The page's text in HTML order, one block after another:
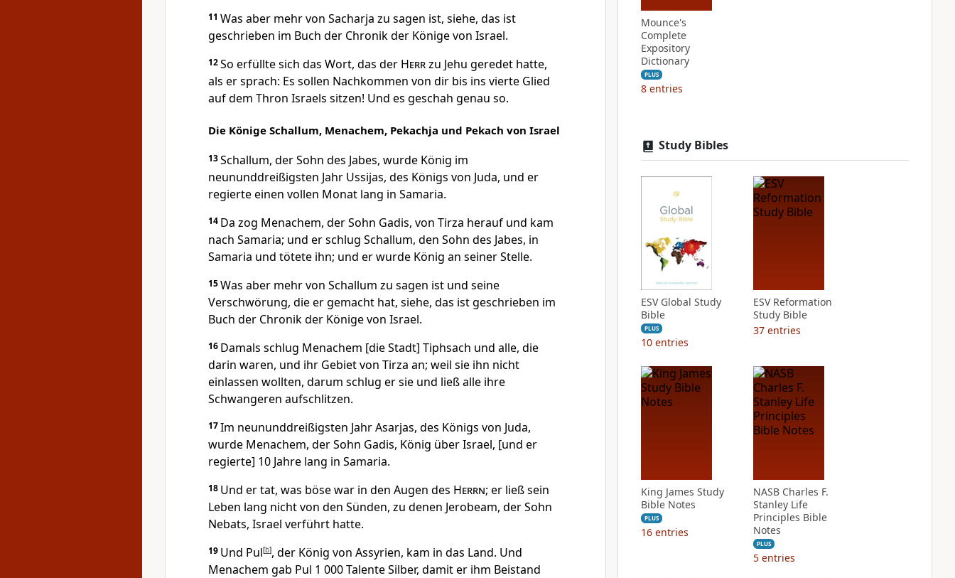
11 Was aber mehr von Sacharja zu sagen ist, siehe, das ist
geschrieben im Buch der Chronik der Könige von Israel.
12So erfüllte sich das Wort, das der Herrzu Jehu geredet hatte,
als er sprach: Es sollen Nachkommen von dir bis ins vierte Glied
auf dem Thron Israels sitzen! Und es geschah genau so.
Die Könige Schallum, Menachem, Pekachja und Pekach von Israel
13Schallum, der Sohn des Jabes, wurde König im
neununddreißigsten Jahr Ussijas, des Königs von Juda, und er
regierte einen vollen Monat lang in Samaria.
14 Da zog Menachem, der Sohn Gadis, von Tirza herauf und kam
nach Samaria; und er schlug Schallum, den Sohn des Jabes, in
Samaria und tötete ihn; und er wurde König an seiner Stelle.
15Was aber mehr von Schallum zu sagen ist und seine
Verschwörung, die er gemacht hat, siehe, das ist geschrieben im
Buch der Chronik der Könige von Israel.
16 Damals schlug Menachem [die Stadt] Tiphsach und alle, die
darin waren, und ihr Gebiet von Tirza an; weil sie ihn nicht
einlassen wollten, darum schlug er sie und ließ alle ihre
Schwangeren aufschlitzen.
17Im neununddreißigsten Jahr Asarjas, des Königs von Juda,
wurde Menachem, der Sohn Gadis, König über Israel, [und er
regierte] 10 Jahre lang in Samaria.
18 Und er tat, was böse war in den Augen des Herrn; er ließ sein
Leben lang nicht von den Sünden, zu denen Jerobeam, der Sohn
Nebats, Israel verführt hatte.
19 Und Pul[b], der König von Assyrien, kam in das Land. Und
Menachem gab Pul 1 000 Talente Silber, damit er ihm Beistand
Mounce's
Complete
Expository
Dictionary
PLUS
8 entries
Study Bibles
ESV Global Study
Bible
PLUS
10 entries
ESV Reformation
Study Bible
37 entries
King James Study
Bible Notes
PLUS
16 entries
NASB Charles F.
Stanley Life
Principles Bible
Notes
PLUS
5 entries